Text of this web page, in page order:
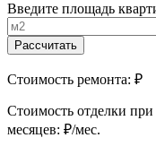
Введите площадь
Рассчитать
Стоимость ремонта: ₽
Cтоимость отделки
месяцев: ₽/мес.